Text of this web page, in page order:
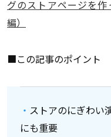
グのストアページを
編）
■この記事のポイント
ストアのにぎわい
にも重要